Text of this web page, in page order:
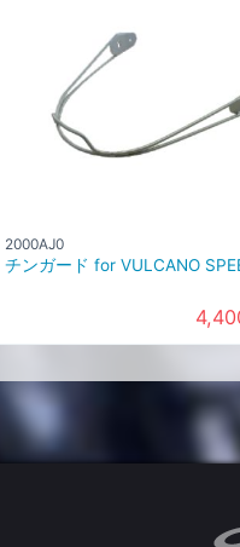
2000AJ0
チンガード for VULCANO